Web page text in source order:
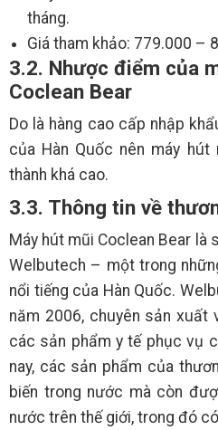
tháng.
Giá tham khảo: 779.000 –
3.2. Nhược điểm của
Coclean Bear
Do là hàng cao cấp nhập
của Hàn Quốc nên máy
thành khá cao.
3.3. Thông tin về
Máy hút mũi Coclean Bear là
Welbutech – một trong
nổi tiếng của Hàn Quốc.
năm 2006, chuyên sản
các sản phẩm y tế phục vụ
nay, các sản phẩm của
biến trong nước mà còn
nước trên thế giới, trong đó